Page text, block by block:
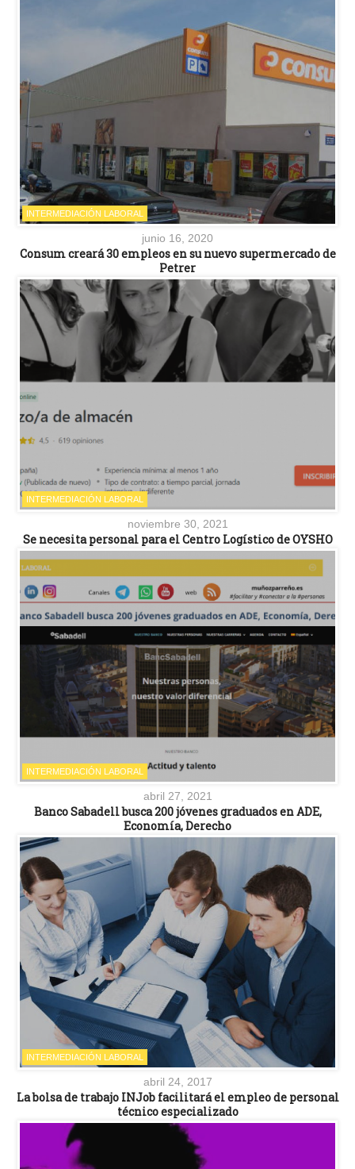
INTERMEDIACIÓN LABORAL
junio 16, 2020
Consum creará 30 empleos en su nuevo supermercado de
Petrer
INTERMEDIACIÓN LABORAL
noviembre 30, 2021
Se necesita personal para el Centro Logístico de OYSHO
INTERMEDIACIÓN LABORAL
abril 27, 2021
Banco Sabadell busca 200 jóvenes graduados en ADE,
Economía, Derecho
INTERMEDIACIÓN LABORAL
abril 24, 2017
La bolsa de trabajo INJob facilitará el empleo de personal
técnico especializado